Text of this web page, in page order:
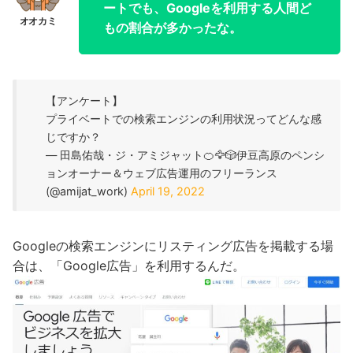
ートでも、Googleを利用する人間ど
もの割合が多かったな。
【アンケート】
プライベートでの検索エンジンの利用状況ってどんな感
じですか？
— 田島佑哉・ジ・アミジャット🍊🦅🎲伊豆高原のペンシ
ョンオーナー＆ウェブ広告運用のフリーランス
(@amijat_work)April 19, 2022
Googleの検索エンジンにリスティング広告を掲載する場
合は、「Google広告」を利用するんだ。